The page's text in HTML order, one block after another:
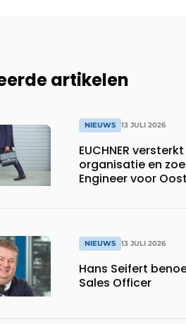
artikelen
NIEUWS 13 JULI 2026
EUCHNER
organisatie en
Engineer voor
NIEUWS 13 JULI 2026
Hans Seifert
Sales Officer